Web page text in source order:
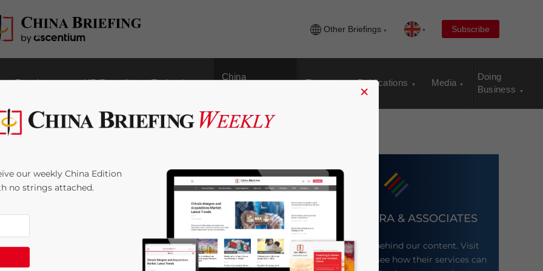
Other Briefings Subscribe
Regulatory HR/Payroll Technology
China
Events Publications Media
Doing
Business
der
DEZAN SHIRA & ASSOCIATES
Meet the firm behind our content. Visit
their website to see how their services can
×
our weekly China Edition
no strings attached.